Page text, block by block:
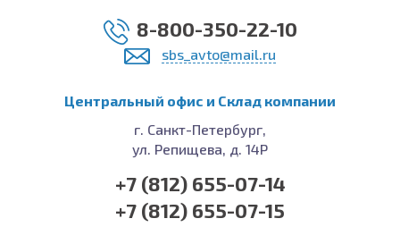
8-800-350-22-10
sbs_avto@mail.ru
Центральный офис и Cклад компании
г. Санкт-Петербург,
ул. Репищева, д. 14Р
+7 (812) 655-07-14
+7 (812) 655-07-15